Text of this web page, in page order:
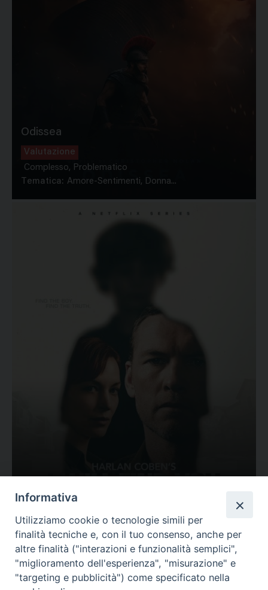
Odissea
Valutazione
Complesso, Problematico
Tematica: Amore-Sentimenti, Donna...
Valutazione
Complesso, Problematico
Tematica: Amore-Sentimenti, Carcere...
Informativa
Utilizziamo cookie o tecnologie simili per
finalità tecniche e, con il tuo consenso, anche per
altre finalità ("interazioni e funzionalità semplici",
"miglioramento dell'esperienza", "misurazione" e
"targeting e pubblicità") come specificato nella